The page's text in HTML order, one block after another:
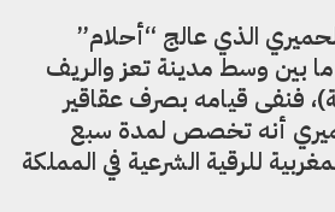
الذي عالج “أحلام”
بين وسط مدينة تعز والريف
فنفى قيامه بصرف عقاقير
أنه تخصص لمدة سبع
للرقية الشرعية في المملكة